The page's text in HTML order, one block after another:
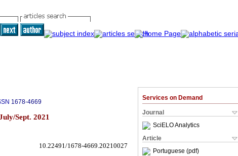
Services on Demand
Journal
SciELO Analytics
Article
Portuguese (pdf)
1678-4669
Sept. 2021
10.22491/1678-4669.20210027